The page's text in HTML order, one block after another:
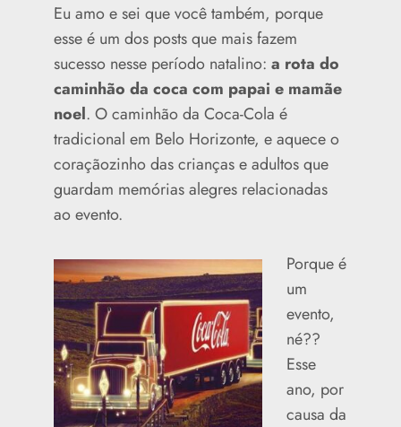
Eu amo e sei que você também, porque
esse é um dos posts que mais fazem
sucesso nesse período natalino: a rota do
caminhão da coca com papai e mamãe
noel. O caminhão da Coca-Cola é
tradicional em Belo Horizonte, e aquece o
coraçãozinho das crianças e adultos que
guardam memórias alegres relacionadas
ao evento.
Porque é
um
evento,
né??
Esse
ano, por
causa da